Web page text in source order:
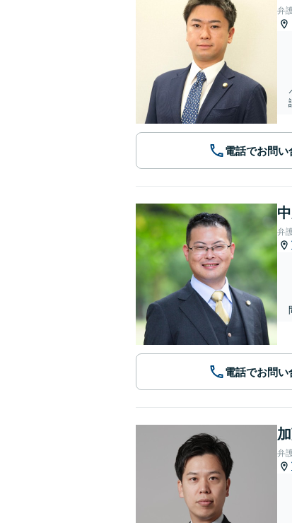
弁
電話でお問い
弁
電話でお問い
弁